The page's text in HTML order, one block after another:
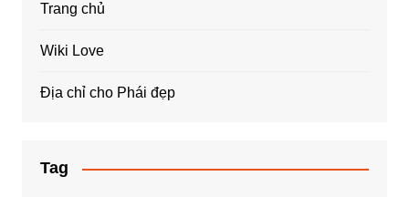
Trang chủ
Wiki Love
Địa chỉ cho Phái đẹp
Tag